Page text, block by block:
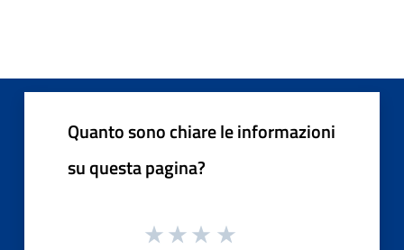
Quanto sono chiare le informazioni
su questa pagina?